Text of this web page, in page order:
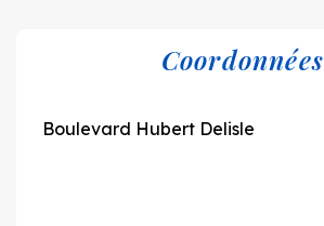
Coordonnées
Boulevard Hubert Delisle